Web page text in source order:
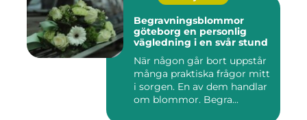
Begravningsblommor
göteborg en personlig
vägledning i en svår stund
När någon går bort uppstår
många praktiska frågor mitt
i sorgen. En av dem handlar
om blommor. Begra...